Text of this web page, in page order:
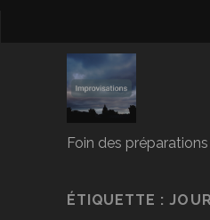
Foin des
ÉTIQUETTE :